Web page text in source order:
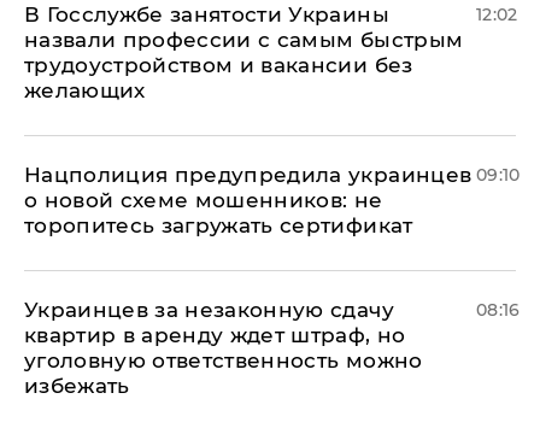
В Госслужбе занятости Украины
назвали профессии с самым быстрым
трудоустройством и вакансии без
желающих
12:02
Нацполиция предупредила украинцев
о новой схеме мошенников: не
торопитесь загружать сертификат
09:10
Украинцев за незаконную сдачу
квартир в аренду ждет штраф, но
уголовную ответственность можно
избежать
08:16